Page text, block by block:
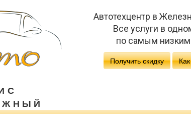
Автотехцентр в
Все услуги в
по самым
Получить скидку